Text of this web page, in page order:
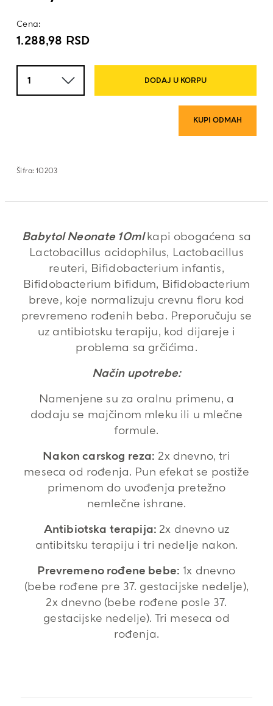
Cena:
1.288,98 RSD
DODAJ U KORPU
KUPI ODMAH
Šifra: 10203
Babytol Neonate 10mlkapi obogaćena sa
Lactobacillus acidophilus, Lactobacillus
reuteri, Bifidobacterium infantis,
Bifidobacterium bifidum, Bifidobacterium
breve, koje normalizuju crevnu floru kod
prevremeno rođenih beba. Preporučuju se
uz antibiotsku terapiju, kod dijareje i
problema sa grčićima.
Način upotrebe:
Namenjene su za oralnu primenu, a
dodaju se majčinom mleku ili u mlečne
formule.
Nakon carskog reza: 2x dnevno, tri
meseca od rođenja. Pun efekat se postiže
primenom do uvođenja pretežno
nemlečne ishrane.
Antibiotska terapija: 2x dnevno uz
antibitsku terapiju i tri nedelje nakon.
Prevremeno rođene bebe: 1x dnevno
(bebe rođene pre 37. gestacijske nedelje),
2x dnevno (bebe rođene posle 37.
gestacijske nedelje). Tri meseca od
rođenja.